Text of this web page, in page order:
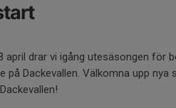
april drar vi igång utesäsongen för
på Dackevallen. Välkomna upp nya